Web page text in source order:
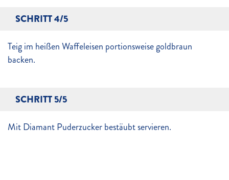
SCHRITT 4/5
Teig im heißen Waffeleisen portionsweise goldbraun
backen.
SCHRITT 5/5
Mit Diamant Puderzucker bestäubt servieren.